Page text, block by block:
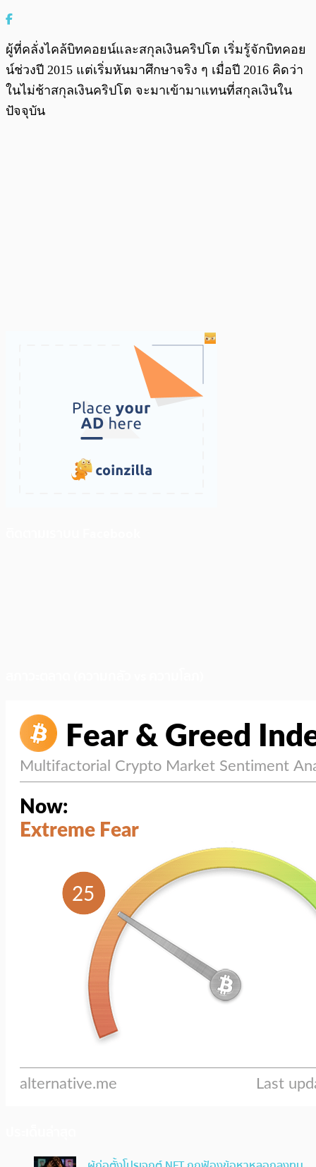
ผู้ที่คลั่งไคล้บิทคอยน์และสกุลเงินคริปโต เริ่มรู้จักบิทคอย
น์ช่วงปี 2015 แต่เริ่มหันมาศึกษาจริง ๆ เมื่อปี 2016 คิดว่า
ในไม่ช้าสกุลเงินคริปโต จะมาเข้ามาแทนที่สกุลเงินใน
ปัจจุบัน